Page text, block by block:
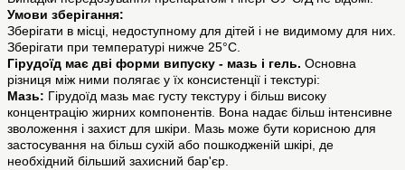
Умови зберігання:
Зберігати в місці, недоступному для дітей і не видимому для них.
Зберігати при температурі нижче 25°C.
Гірудоїд має дві форми випуску - мазь і гель. Основна
різниця між ними полягає у їх консистенції і текстурі:
Мазь: Гірудоїд мазь має густу текстуру і більш високу
концентрацію жирних компонентів. Вона надає більш інтенсивне
зволоження і захист для шкіри. Мазь може бути корисною для
застосування на більш сухій або пошкодженій шкірі, де
необхідний більший захисний бар'єр.